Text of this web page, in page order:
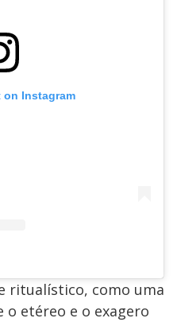
Instagram
ritualístico, como uma
etéreo e o exagero